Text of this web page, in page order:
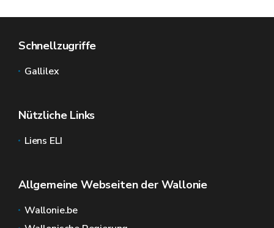
Schnellzugriffe
Gallilex
Nützliche Links
Liens ELI
Allgemeine Webseiten der Wallonie
Wallonie.be